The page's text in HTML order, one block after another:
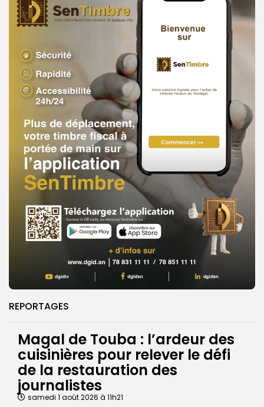
REPORTAGES
Magal de Touba : l’ardeur des
cuisinières pour relever le défi
de la restauration des
journalistes
samedi 1 août 2026 à 11h21